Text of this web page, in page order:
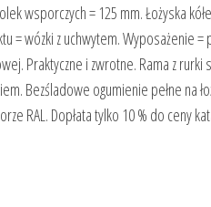
wsporczych = 125 mm. Łożyska
= wózki z uchwytem. Wyposażenie
Praktyczne i zwrotne. Rama z
Bezśladowe ogumienie pełne na
RAL. Dopłata tylko 10 % do ceny